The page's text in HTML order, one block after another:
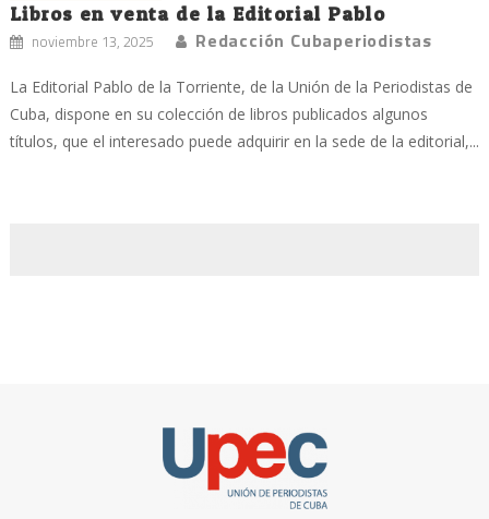
Libros en venta de la Editorial Pablo
noviembre 13, 2025 Redacción Cubaperiodistas
La Editorial Pablo de la Torriente, de la Unión de la Periodistas de
Cuba, dispone en su colección de libros publicados algunos
títulos, que el interesado puede adquirir en la sede de la editorial,...